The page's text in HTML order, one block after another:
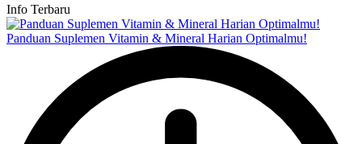
Info Terbaru
Panduan Suplemen Vitamin & Mineral Harian Optimalmu!